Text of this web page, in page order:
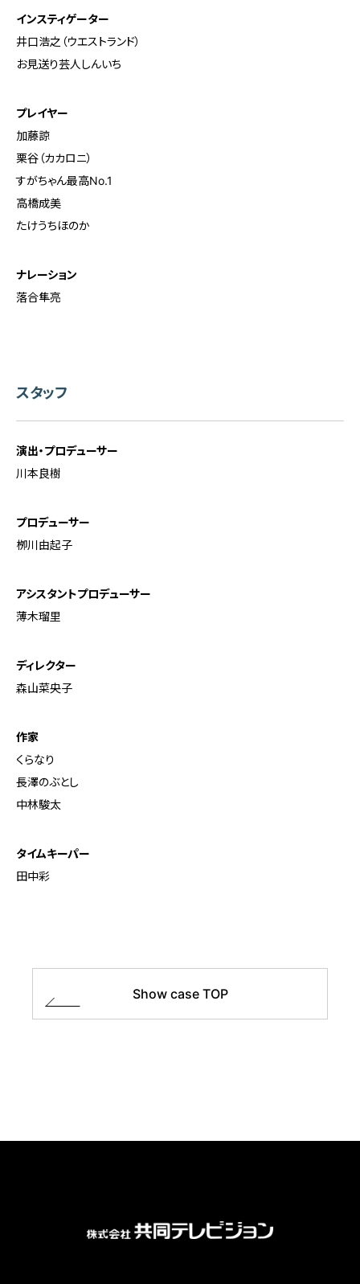
インスティゲーター
井口浩之（ウエストランド）
お見送り芸人しんいち
プレイヤー
加藤諒
栗谷（カカロニ）
すがちゃん最高No.1
高橋成美
たけうちほのか
ナレーション
落合隼亮
スタッフ
演出・プロデューサー
川本良樹
プロデューサー
栁川由起子
アシスタントプロデューサー
薄木瑠里
ディレクター
森山菜央子
作家
くらなり
長澤のぶとし
中林駿太
タイムキーパー
田中彩
Show case TOP